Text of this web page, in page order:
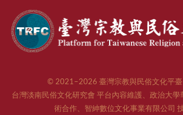
© 2021–2026 臺灣宗教與民俗文化平臺
台灣淡南民俗文化研究會 平台內容維護、政治大學
術合作、智紳數位文化事業有限公司